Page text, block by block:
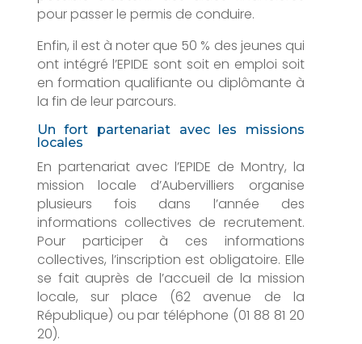
pour passer le permis de conduire.
Enfin, il est à noter que 50 % des jeunes qui
ont intégré l’EPIDE sont soit en emploi soit
en formation qualifiante ou diplômante à
la fin de leur parcours.
Un fort partenariat avec les missions
locales
En partenariat avec l’EPIDE de Montry, la
mission locale d’Aubervilliers organise
plusieurs fois dans l’année des
informations collectives de recrutement.
Pour participer à ces informations
collectives, l’inscription est obligatoire. Elle
se fait auprès de l’accueil de la mission
locale, sur place (62 avenue de la
République) ou par téléphone (01 88 81 20
20).